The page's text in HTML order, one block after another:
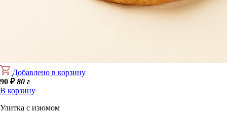
Добавлено в корзину
90 ₽ 80 г
В корзину
Улитка с изюмом